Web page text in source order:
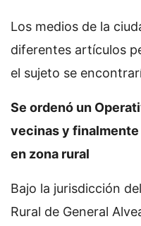
Los medios de la
diferentes artículos
el sujeto se
Se ordenó un
vecinas y
en zona rural
Bajo la jurisdicción
Rural de General